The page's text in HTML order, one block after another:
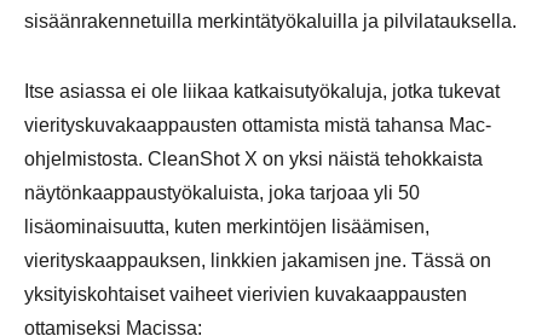
sisäänrakennetuilla merkintätyökaluilla ja pilvilatauksella.
Itse asiassa ei ole liikaa katkaisutyökaluja, jotka tukevat
vierityskuvakaappausten ottamista mistä tahansa Mac-
ohjelmistosta. CleanShot X on yksi näistä tehokkaista
näytönkaappaustyökaluista, joka tarjoaa yli 50
lisäominaisuutta, kuten merkintöjen lisäämisen,
vierityskaappauksen, linkkien jakamisen jne. Tässä on
yksityiskohtaiset vaiheet vierivien kuvakaappausten
ottamiseksi Macissa: